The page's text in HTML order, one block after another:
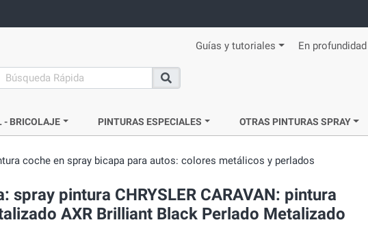
Guías y tutoriales En profundidad
Buscar
- BRICOLAJE PINTURAS ESPECIALES OTRAS PINTURAS SPRAY
coche en spray bicapa para autos: colores metálicos y perlados
pintura CHRYSLER CARAVAN: pintura
AXR Brilliant Black Perlado Metalizado